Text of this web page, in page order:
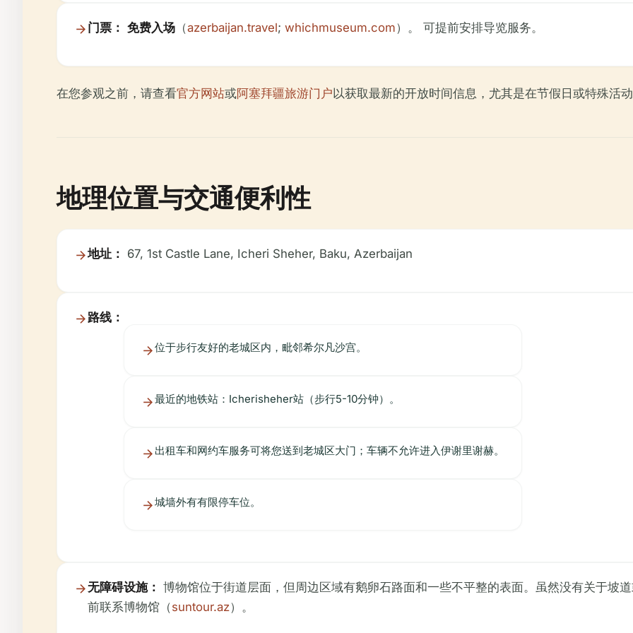
门票： 免费入场 （azerbaijan.travel; whichmuseum.com）。 可提前安排导览服务。
在您参观之前，请查看官方网站或阿塞拜疆旅游门户以获取最新的开放时间信息，尤其是在节假日或特殊活
地理位置与交通便利性
地址： 67, 1st Castle Lane, Icheri Sheher, Baku, Azerbaijan
路线：
位于步行友好的老城区内，毗邻希尔凡沙宫。
最近的地铁站：Icherisheher站（步行5-10分钟）。
出租车和网约车服务可将您送到老城区大门；车辆不允许进入伊谢里谢赫。
城墙外有有限停车位。
无障碍设施： 博物馆位于街道层面，但周边区域有鹅卵石路面和一些不平整的表面。虽然没有关于坡
前联系博物馆（suntour.az）。